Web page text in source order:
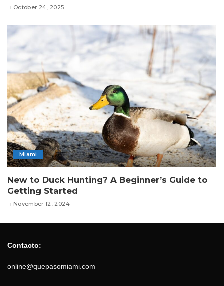
October 24, 2025
Miami
New to Duck Hunting? A Beginner’s Guide to
Getting Started
November 12, 2024
Contacto:
online@quepasomiami.com